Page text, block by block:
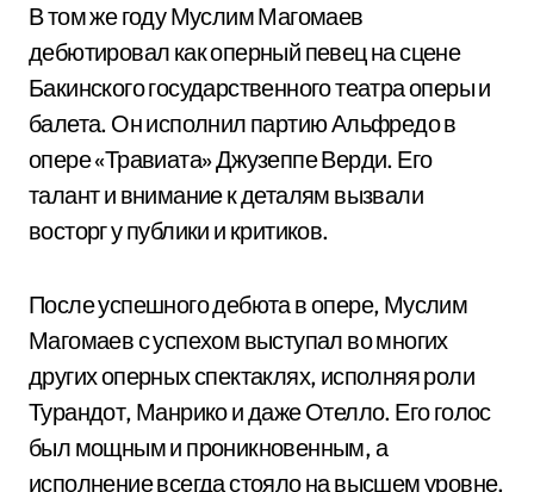
В том же году Муслим Магомаев
дебютировал как оперный певец на сцене
Бакинского государственного театра оперы и
балета. Он исполнил партию Альфредо в
опере «Травиата» Джузеппе Верди. Его
талант и внимание к деталям вызвали
восторг у публики и критиков.
После успешного дебюта в опере, Муслим
Магомаев с успехом выступал во многих
других оперных спектаклях, исполняя роли
Турандот, Манрико и даже Отелло. Его голос
был мощным и проникновенным, а
исполнение всегда стояло на высшем уровне.